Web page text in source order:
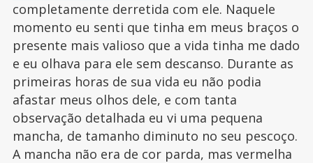
completamente derretida com ele. Naquele
momento eu senti que tinha em meus braços o
presente mais valioso que a vida tinha me dado
e eu olhava para ele sem descanso. Durante as
primeiras horas de sua vida eu não podia
afastar meus olhos dele, e com tanta
observação detalhada eu vi uma pequena
mancha, de tamanho diminuto no seu pescoço.
A mancha não era de cor parda, mas vermelha